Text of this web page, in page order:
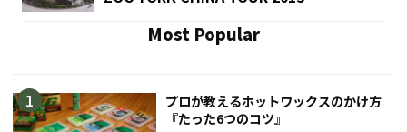
Most Popular
プロが教えるホットワックスのかけ方
『たった6つのコツ』